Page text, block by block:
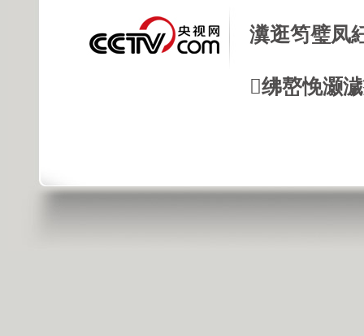
瀵逛笉璧凤
绋嶅悗灏